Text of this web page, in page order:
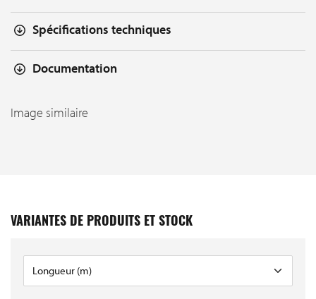
Spécifications techniques
Documentation
Image similaire
VARIANTES DE PRODUITS ET STOCK